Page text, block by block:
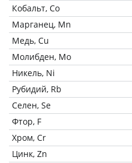
Кобальт, Co
Марганец, Mn
Медь, Cu
Молибден, Mo
Никель, Ni
Рубидий, Rb
Селен, Se
Фтор, F
Хром, Cr
Цинк, Zn